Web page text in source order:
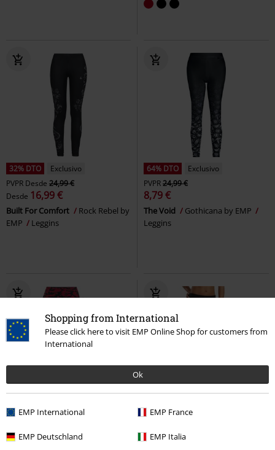
Shopping from International
Please click here to visit EMP Online Shop for customers from
International
Ok
EMP International EMP France
EMP Deutschland EMP Italia
32% DTO
Exclusivo
PVPR Desde 24,99 €
Desde 16,99 €
Built For Comfort
Rock Rebel by
EMP
Leggins
64% DTO
Exclusivo
PVPR24,99 €
8,79 €
The Void
Gothicana by EMP
Leggins
PVPR Desde24,99 €
Red Camo Leggings with Side Ladies Rib Trousers